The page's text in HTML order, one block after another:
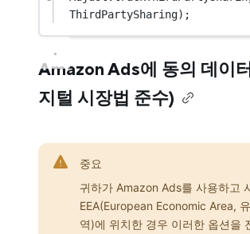
ThirdPartySharing);
Amazon Ads에 동의 데이
지털 시장법 준수)
중요
귀하가 Amazon Ads를 사용하고
EEA(European Economic Area,
역)에 위치한 경우 이러한 옵션을